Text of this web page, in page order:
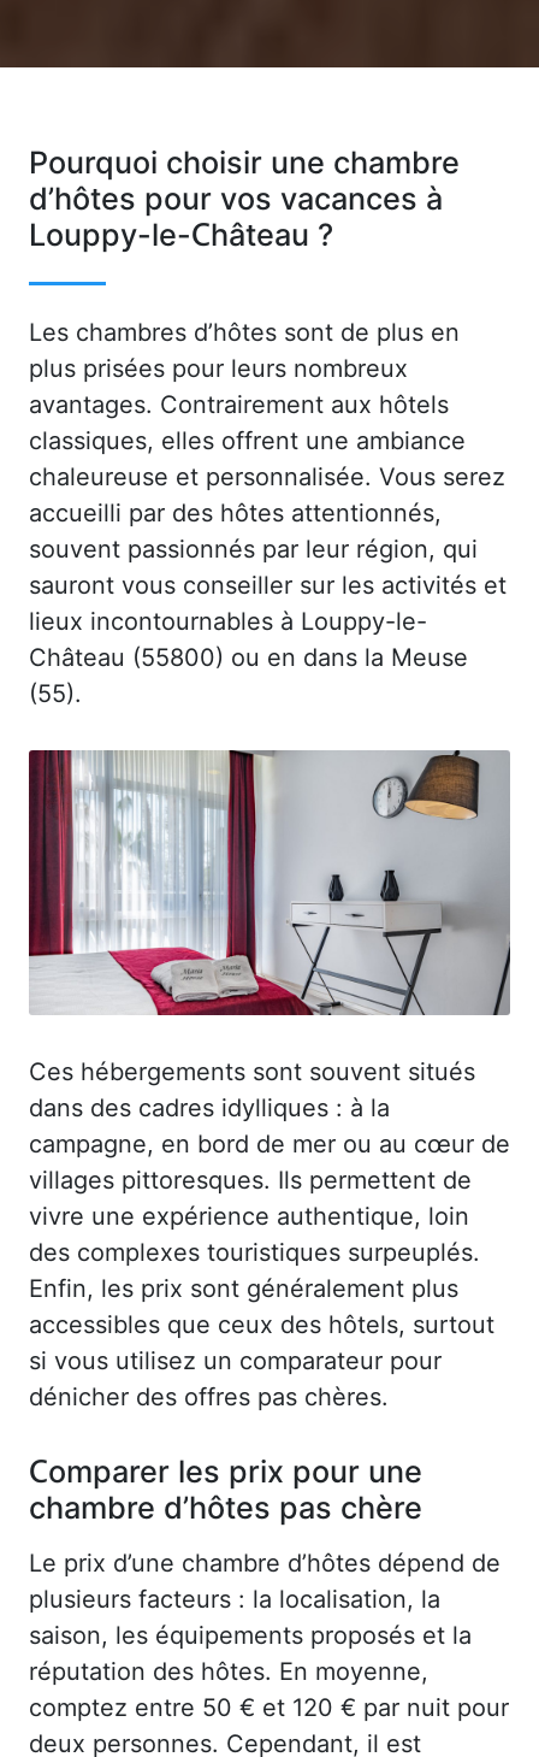
Pourquoi choisir une chambre
d’hôtes pour vos vacances à
Louppy-le-Château ?
Les chambres d’hôtes sont de plus en
plus prisées pour leurs nombreux
avantages. Contrairement aux hôtels
classiques, elles offrent une ambiance
chaleureuse et personnalisée. Vous serez
accueilli par des hôtes attentionnés,
souvent passionnés par leur région, qui
sauront vous conseiller sur les activités et
lieux incontournables à Louppy-le-
Château (55800) ou en dans la Meuse
(55).
Ces hébergements sont souvent situés
dans des cadres idylliques : à la
campagne, en bord de mer ou au cœur de
villages pittoresques. Ils permettent de
vivre une expérience authentique, loin
des complexes touristiques surpeuplés.
Enfin, les prix sont généralement plus
accessibles que ceux des hôtels, surtout
si vous utilisez un comparateur pour
dénicher des offres pas chères.
Comparer les prix pour une
chambre d’hôtes pas chère
Le prix d’une chambre d’hôtes dépend de
plusieurs facteurs : la localisation, la
saison, les équipements proposés et la
réputation des hôtes. En moyenne,
comptez entre 50 € et 120 € par nuit pour
deux personnes. Cependant, il est